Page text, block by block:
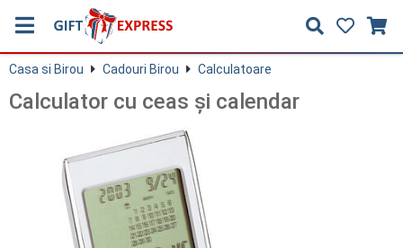
Casa si Birou Cadouri Birou Calculatoare
Calculator cu ceas şi calendar